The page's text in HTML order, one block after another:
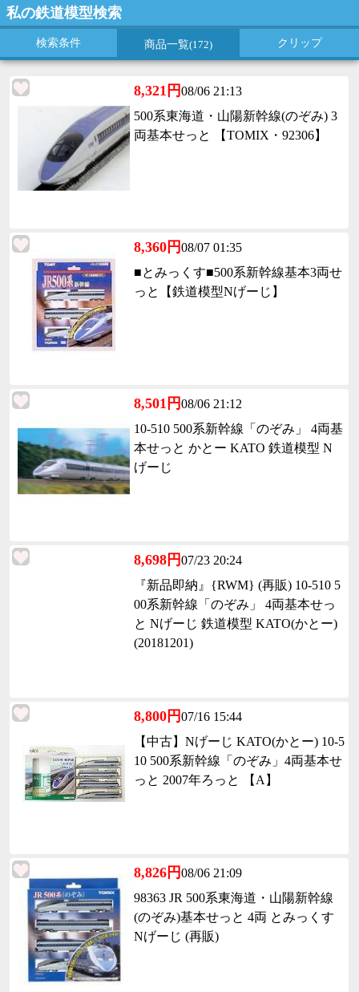
私の鉄道模型検索
検索条件 商品一覧(172) クリップ
8,321円08/06 21:13
500系東海道・山陽新幹線(のぞみ) 3
両基本せっと 【TOMIX・92306】
8,360円08/07 01:35
■とみっくす■500系新幹線基本3両せ
っと【鉄道模型Nげーじ】
8,501円08/06 21:12
10-510 500系新幹線「のぞみ」 4両基
本せっと かとー KATO 鉄道模型 N
げーじ
8,698円07/23 20:24
『新品即納』{RWM} (再販) 10-510 5
00系新幹線「のぞみ」 4両基本せっ
と Nげーじ 鉄道模型 KATO(かとー)
(20181201)
8,800円07/16 15:44
【中古】Nげーじ KATO(かとー) 10-5
10 500系新幹線「のぞみ」4両基本せ
っと 2007年ろっと 【A】
8,826円08/06 21:09
98363 JR 500系東海道・山陽新幹線
(のぞみ)基本せっと 4両 とみっくす
Nげーじ (再販)